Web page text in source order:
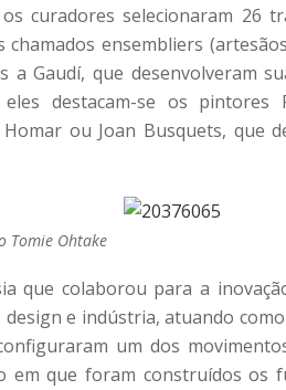
curadores selecionaram 26
chamados ensembliers
a Gaudí, que desenvolveram
destacam-se os pintores
ou Joan Busquets, que
Tomie Ohtake
que colaborou para a
e indústria, atuando
um dos
em que foram construídos os